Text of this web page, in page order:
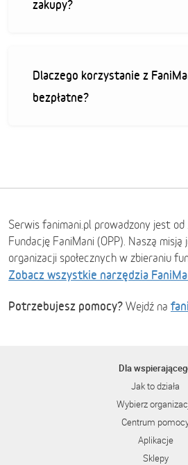
zakupy?
Dlaczego korzystanie z
bezpłatne?
Serwis fanimani.pl prowadzony jest
Fundację FaniMani (OPP). Naszą
organizacji społecznych w zbieraniu
Zobacz wszystkie narzędzia
Potrzebujesz pomocy? Wejdź na
Dla
Jak to działa
Wybierz
Centrum
Aplikacje
Sklepy